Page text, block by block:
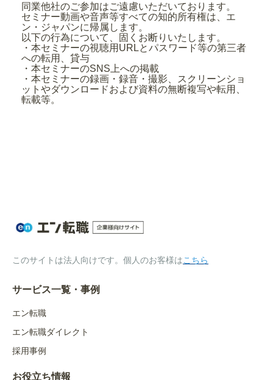
同業他社のご参加はご遠慮いただいております。
セミナー動画や音声等すべての知的所有権は、エ
ン・ジャパンに帰属します。
以下の行為について、固くお断りいたします。
・本セミナーの視聴用URLとパスワード等の第三者
への転用、貸与
・本セミナーのSNS上への掲載
・本セミナーの録画・録音・撮影、スクリーンショ
ットやダウンロードおよび資料の無断複写や転用、
転載等。
このサイトは法人向けです。個人のお客様はこちら
サービス一覧・事例
エン転職
エン転職ダイレクト
採用事例
お役立ち情報